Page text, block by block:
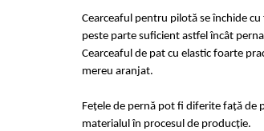
Lenjerii Creponate
Lenjerii pentru PASTE
Set Lenjerie + Draperii Pat Dublu
Cearceaful pentru pilotă se închide
peste parte suficient astfel încât
Cearceaful de pat cu elastic foarte
mereu aranjat.
Fețele de pernă pot fi diferite față de
materialul în procesul de producție.